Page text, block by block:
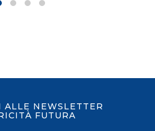
ALLE NEWSLETTER
FUTURA